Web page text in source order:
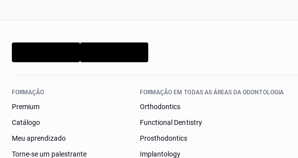
FORMAÇÃO
Premium
Catálogo
Meu aprendizado
Torne-se um palestrante
FORMAÇÃO EM TODAS AS ÁREAS DA ODONTOLOGIA
Orthodontics
Functional Dentistry
Prosthodontics
Implantology